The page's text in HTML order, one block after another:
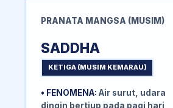
PRANATA MANGSA (MUSIM)
SADDHA
KETIGA (MUSIM KEMARAU)
• FENOMENA: Air surut, udara
dingin bertiup pada pagi hari